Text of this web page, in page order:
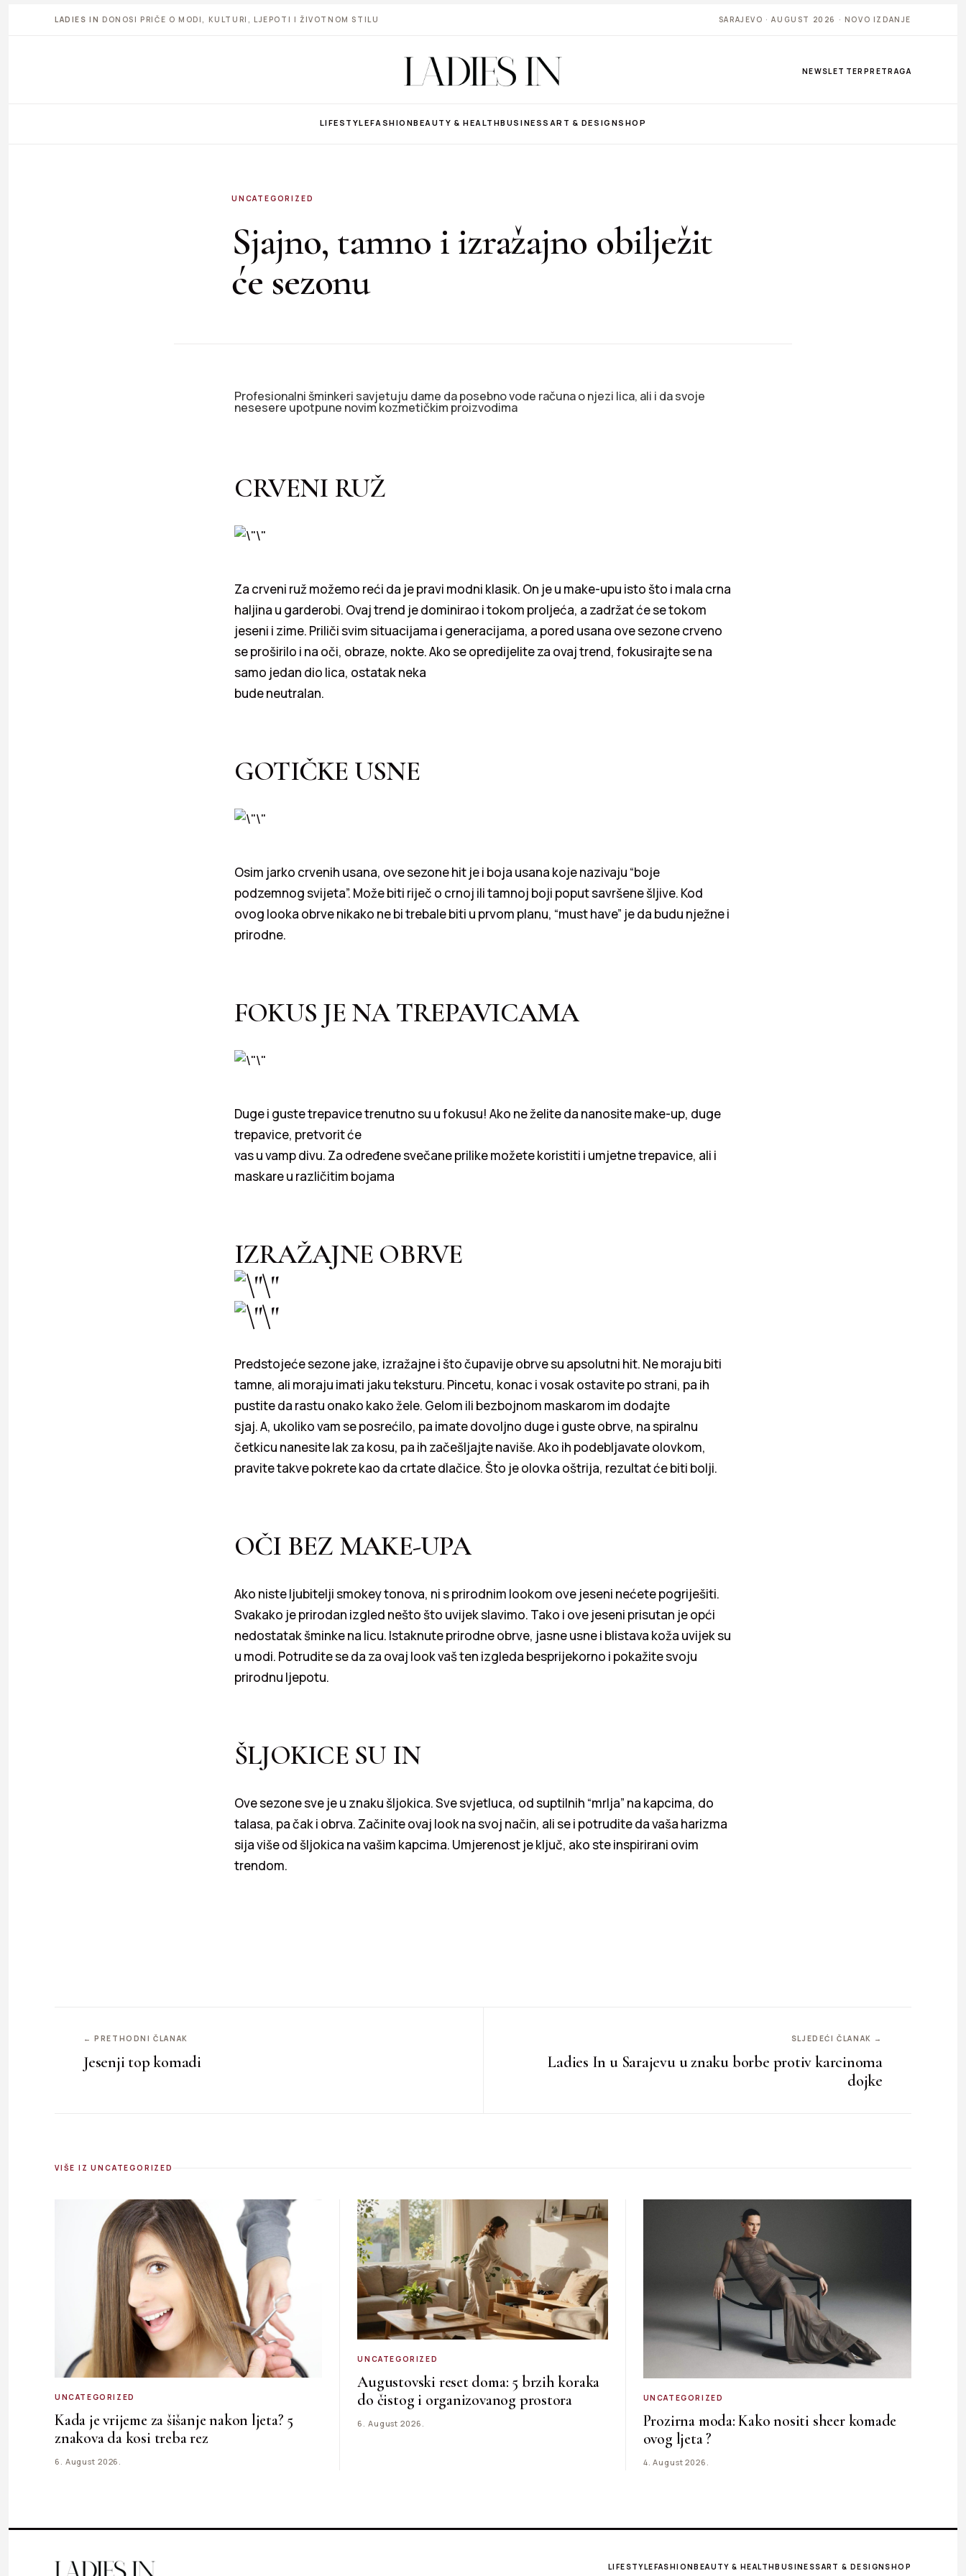
LADIES IN DONOSI PRIČE O MODI, KULTURI, LJEPOTI I ŽIVOTNOM STILU SARAJEVO · AUGUST 2026 · NOVO IZDANJE
NEWSLETTER PRETRAGA
LIFESTYLEFASHIONBEAUTY & HEALTHBUSINESS ART & DESIGNSHOP
UNCATEGORIZED
Sjajno, tamno i izražajno obilježit
će sezonu
Profesionalni šminkeri savjetuju dame da posebno vode računa o njezi lica, ali i da svoje
nesesere upotpune novim kozmetičkim proizvodima
CRVENI RUŽ
Za crveni ruž možemo reći da je pravi modni klasik. On je u make-upu isto što i mala crna
haljina u garderobi. Ovaj trend je dominirao i tokom proljeća, a zadržat će se tokom
jeseni i zime. Priliči svim situacijama i generacijama, a pored usana ove sezone crveno
se proširilo i na oči, obraze, nokte. Ako se opredijelite za ovaj trend, fokusirajte se na
samo jedan dio lica, ostatak neka
bude neutralan.
GOTIČKE USNE
Osim jarko crvenih usana, ove sezone hit je i boja usana koje nazivaju “boje
podzemnog svijeta”. Može biti riječ o crnoj ili tamnoj boji poput savršene šljive. Kod
ovog looka obrve nikako ne bi trebale biti u prvom planu, “must have” je da budu nježne i
prirodne.
FOKUS JE NA TREPAVICAMA
Duge i guste trepavice trenutno su u fokusu! Ako ne želite da nanosite make-up, duge
trepavice, pretvorit će
vas u vamp divu. Za određene svečane prilike možete koristiti i umjetne trepavice, ali i
maskare u različitim bojama
IZRAŽAJNE OBRVE
Predstojeće sezone jake, izražajne i što čupavije obrve su apsolutni hit. Ne moraju biti
tamne, ali moraju imati jaku teksturu. Pincetu, konac i vosak ostavite po strani, pa ih
pustite da rastu onako kako žele. Gelom ili bezbojnom maskarom im dodajte
sjaj. A, ukoliko vam se posrećilo, pa imate dovoljno duge i guste obrve, na spiralnu
četkicu nanesite lak za kosu, pa ih začešljajte naviše. Ako ih podebljavate olovkom,
pravite takve pokrete kao da crtate dlačice. Što je olovka oštrija, rezultat će biti bolji.
OČI BEZ MAKE-UPA
Ako niste ljubitelji smokey tonova, ni s prirodnim lookom ove jeseni nećete pogriješiti.
Svakako je prirodan izgled nešto što uvijek slavimo. Tako i ove jeseni prisutan je opći
nedostatak šminke na licu. Istaknute prirodne obrve, jasne usne i blistava koža uvijek su
u modi. Potrudite se da za ovaj look vaš ten izgleda besprijekorno i pokažite svoju
prirodnu ljepotu.
ŠLJOKICE SU IN
Ove sezone sve je u znaku šljokica. Sve svjetluca, od suptilnih “mrlja” na kapcima, do
talasa, pa čak i obrva. Začinite ovaj look na svoj način, ali se i potrudite da vaša harizma
sija više od šljokica na vašim kapcima. Umjerenost je ključ, ako ste inspirirani ovim
trendom.
← PRETHODNI ČLANAK
Jesenji top komadi
SLJEDEĆI ČLANAK →
Ladies In u Sarajevu u znaku borbe protiv karcinoma
dojke
VIŠE IZ UNCATEGORIZED
UNCATEGORIZED
Kada je vrijeme za šišanje nakon ljeta? 5
znakova da kosi treba rez
6. August 2026.
UNCATEGORIZED
Augustovski reset doma: 5 brzih koraka
do čistog i organizovanog prostora
6. August 2026.
UNCATEGORIZED
Prozirna moda: Kako nositi sheer komade
ovog ljeta ?
4. August 2026.
LIFESTYLEFASHIONBEAUTY & HEALTHBUSINESSART & DESIGNSHOP